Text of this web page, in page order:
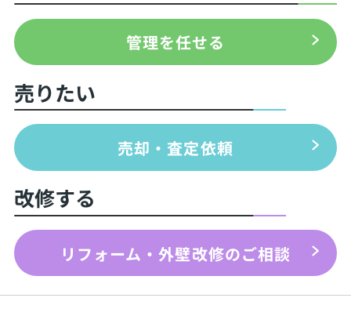
管理を任せる
売りたい
売却・査定依頼
改修する
リフォーム・外壁改修のご相談